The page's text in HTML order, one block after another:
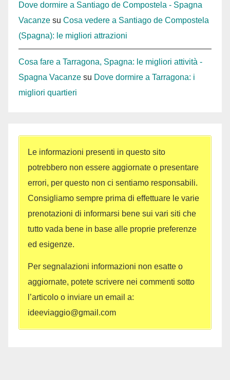
Dove dormire a Santiago de Compostela - Spagna
Vacanze su Cosa vedere a Santiago de Compostela
(Spagna): le migliori attrazioni
Cosa fare a Tarragona, Spagna: le migliori attività -
Spagna Vacanze su Dove dormire a Tarragona: i
migliori quartieri
Le informazioni presenti in questo sito
potrebbero non essere aggiornate o presentare
errori, per questo non ci sentiamo responsabili.
Consigliamo sempre prima di effettuare le varie
prenotazioni di informarsi bene sui vari siti che
tutto vada bene in base alle proprie preferenze
ed esigenze.
Per segnalazioni informazioni non esatte o
aggiornate, potete scrivere nei commenti sotto
l’articolo o inviare un email a:
ideeviaggio@gmail.com